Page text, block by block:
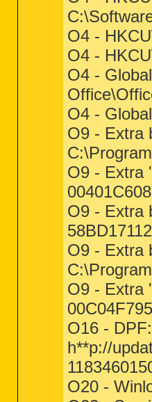
O4 -
O4 -
O4 -
O4 -
O9 - Extra
O9 - Extra
O9 - Extra
O9 - Extra
O9 - Extra
O16 -
h**p://
O20 -